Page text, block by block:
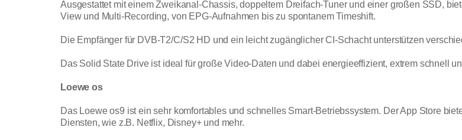
Ausgestattet mit einem Zweikanal-Chassis, doppeltem Dreifach-Tuner und einer großen SSD,
View und Multi-Recording, von EPG-Aufnahmen bis zu spontanem Timeshift.
Die Empfänger für DVB-T2/C/S2 HD und ein leicht zugänglicher CI-Schacht unterstützen
Das Solid State Drive ist ideal für große Video-Daten und dabei energieeffizient, extrem schnell
Loewe os
Das Loewe os9 ist ein sehr komfortables und schnelles Smart-Betriebssystem. Der App Store
Diensten, wie z.B. Netflix, Disney+ und mehr.